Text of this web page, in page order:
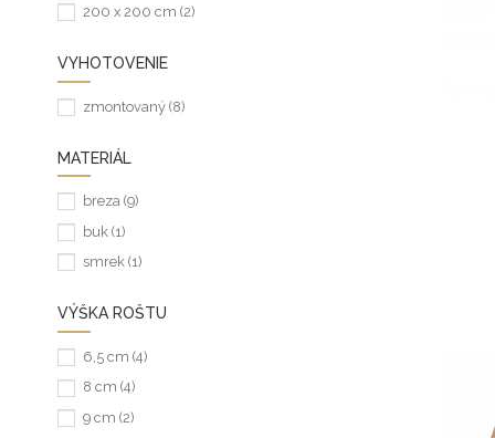
200 x 200 cm (2)
VYHOTOVENIE
zmontovaný (8)
MATERIÁL
breza (9)
buk (1)
smrek (1)
VÝŠKA ROŠTU
6,5 cm (4)
8 cm (4)
9 cm (2)